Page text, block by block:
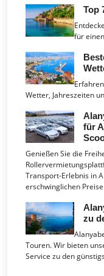
Top
für
Wetter, Jahreszeiten
für
Genießen Sie die
Transport-Erlebnis in
erschwinglichen
zu
Touren. Wir bieten
Service zu den